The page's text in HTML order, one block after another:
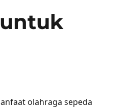
olahraga sepeda